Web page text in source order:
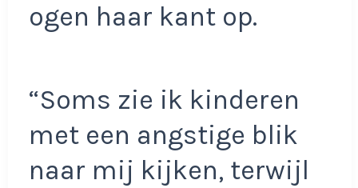
ogen haar kant op.
“Soms zie ik kinderen
met een angstige blik
naar mij kijken, terwijl